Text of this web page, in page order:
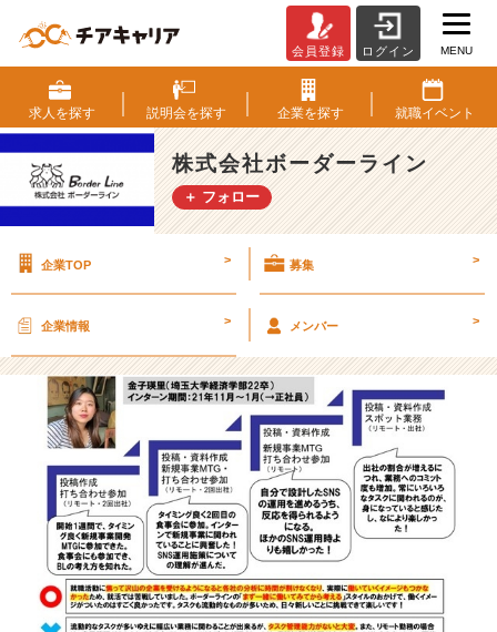
っ？
今
か
ら
で
も
長
ン
タ
ー
が
あ
る
ん
で
す
か！？
【株
会員登録 ログイン MENU
求人を探す 説明会を探す 企業を探す 就職イベント
株式会社ボーダーライン
＋ フォロー
企業TOP > 募集 >
企業情報 > メンバー >